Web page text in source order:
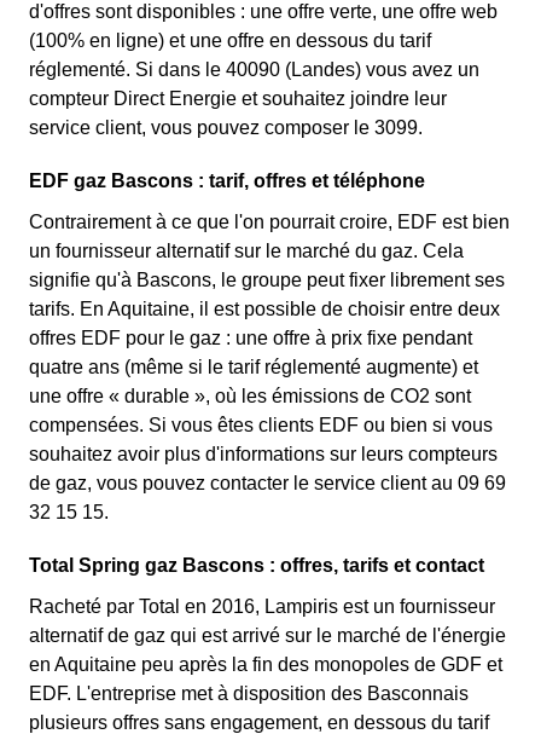
d'offres sont disponibles : une offre verte, une offre web
(100% en ligne) et une offre en dessous du tarif
réglementé. Si dans le 40090 (Landes) vous avez un
compteur Direct Energie et souhaitez joindre leur
service client, vous pouvez composer le 3099.
EDF gaz Bascons : tarif, offres et téléphone
Contrairement à ce que l'on pourrait croire, EDF est bien
un fournisseur alternatif sur le marché du gaz. Cela
signifie qu'à Bascons, le groupe peut fixer librement ses
tarifs. En Aquitaine, il est possible de choisir entre deux
offres EDF pour le gaz : une offre à prix fixe pendant
quatre ans (même si le tarif réglementé augmente) et
une offre « durable », où les émissions de CO2 sont
compensées. Si vous êtes clients EDF ou bien si vous
souhaitez avoir plus d'informations sur leurs compteurs
de gaz, vous pouvez contacter le service client au 09 69
32 15 15.
Total Spring gaz Bascons : offres, tarifs et contact
Racheté par Total en 2016, Lampiris est un fournisseur
alternatif de gaz qui est arrivé sur le marché de l'énergie
en Aquitaine peu après la fin des monopoles de GDF et
EDF. L'entreprise met à disposition des Basconnais
plusieurs offres sans engagement, en dessous du tarif